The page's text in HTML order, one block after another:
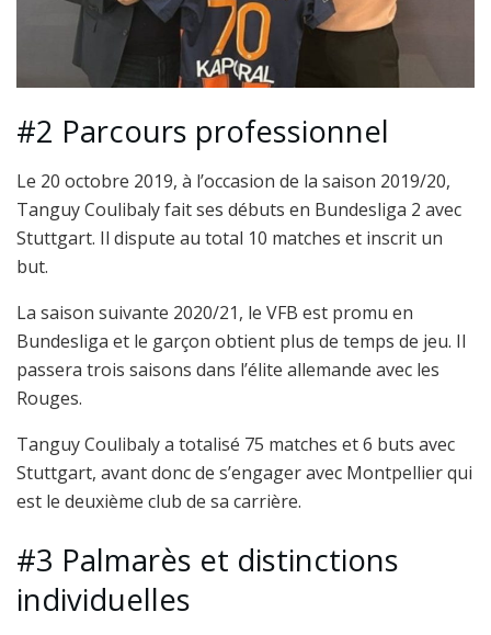
#2 Parcours professionnel
Le 20 octobre 2019, à l’occasion de la saison 2019/20,
Tanguy Coulibaly fait ses débuts en Bundesliga 2 avec
Stuttgart. Il dispute au total 10 matches et inscrit un
but.
La saison suivante 2020/21, le VFB est promu en
Bundesliga et le garçon obtient plus de temps de jeu. Il
passera trois saisons dans l’élite allemande avec les
Rouges.
Tanguy Coulibaly a totalisé 75 matches et 6 buts avec
Stuttgart, avant donc de s’engager avec Montpellier qui
est le deuxième club de sa carrière.
#3 Palmarès et distinctions
individuelles